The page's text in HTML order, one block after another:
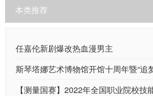
本类推荐
任嘉伦新剧爆改热血漫男主